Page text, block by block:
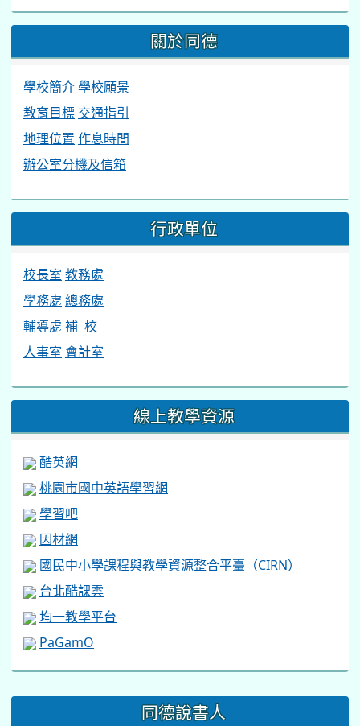
關於同德
學校簡介學校願景
教育目標 交通指引
地理位置 作息時間
辦公室分機及信箱
行政單位
校長室 教務處
學務處 總務處
輔導處 補 校
人事室 會計室
線上教學資源
酷英網
桃園市國中英語學習網
學習吧
因材網
國民中小學課程與教學資源整合平臺（CIRN）
台北酷課雲
均一教學平台
PaGamO
::: 同德說書人